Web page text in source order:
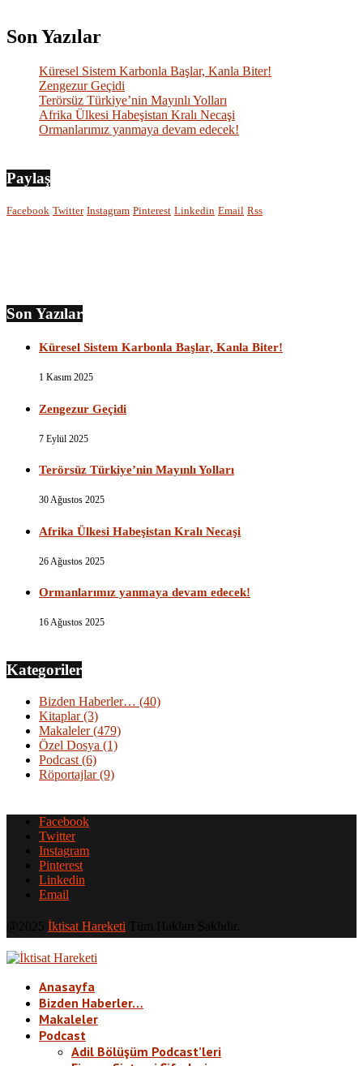
Son Yazılar
Küresel Sistem Karbonla Başlar, Kanla Biter!
Zengezur Geçidi
Terörsüz Türkiye’nin Mayınlı Yolları
Afrika Ülkesi Habeşistan Kralı Necaşi
Ormanlarımız yanmaya devam edecek!
Paylaş
Facebook Twitter Instagram Pinterest Linkedin Email Rss
Son Yazılar
Küresel Sistem Karbonla Başlar, Kanla Biter!
1 Kasım 2025
Zengezur Geçidi
7 Eylül 2025
Terörsüz Türkiye’nin Mayınlı Yolları
30 Ağustos 2025
Afrika Ülkesi Habeşistan Kralı Necaşi
26 Ağustos 2025
Ormanlarımız yanmaya devam edecek!
16 Ağustos 2025
Kategoriler
Bizden Haberler… (40)
Kitaplar(3)
Makaleler(479)
Özel Dosya (1)
Podcast (6)
Röportajlar(9)
Facebook
Twitter
Instagram
Pinterest
Linkedin
Email
İktisat Hareketi
Anasayfa
Bizden Haberler…
Makaleler
Podcast
Adil Bölüşüm Podcast’leri